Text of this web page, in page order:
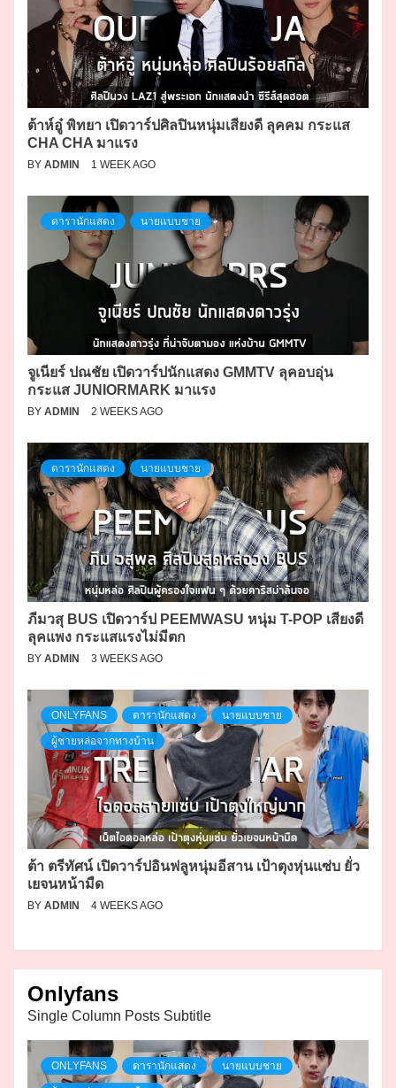
ต้าห์อู๋ พิทยา เปิดวาร์ปศิลปินหนุ่มเสียงดี ลุคคม กระแส
CHA CHA มาแรง
BY ADMIN 1 WEEK AGO
ดารานักแสดง นายแบบชาย
จูเนียร์ ปณชัย เปิดวาร์ปนักแสดง GMMTV ลุคอบอุ่น
กระแส JUNIORMARK มาแรง
BY ADMIN 2 WEEKS AGO
ดารานักแสดง นายแบบชาย
ภีมวสุ BUS เปิดวาร์ป PEEMWASU หนุ่ม T-POP เสียงดี
ลุคแพง กระแสแรงไม่มีตก
BY ADMIN 3 WEEKS AGO
ONLYFANS ดารานักแสดง นายแบบชาย
ผู้ชายหล่อจากทางบ้าน
ต้า ตรีทัศน์ เปิดวาร์ปอินฟลูหนุ่มอีสาน เป้าตุงหุ่นแซ่บ ยั่ว
เยจนหน้ามืด
BY ADMIN 4 WEEKS AGO
Onlyfans
Single Column Posts Subtitle
ONLYFANS ดารานักแสดง นายแบบชาย